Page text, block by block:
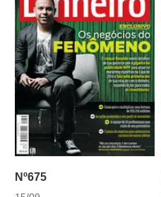
Nº675